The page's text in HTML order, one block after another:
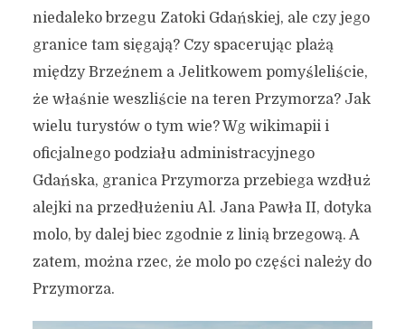
niedaleko brzegu Zatoki Gdańskiej, ale czy jego
granice tam sięgają? Czy spacerując plażą
między Brzeźnem a Jelitkowem pomyśleliście,
że właśnie weszliście na teren Przymorza? Jak
wielu turystów o tym wie? Wg wikimapii i
oficjalnego podziału administracyjnego
Gdańska, granica Przymorza przebiega wzdłuż
alejki na przedłużeniu Al. Jana Pawła II, dotyka
molo, by dalej biec zgodnie z linią brzegową. A
zatem, można rzec, że molo po części należy do
Przymorza.